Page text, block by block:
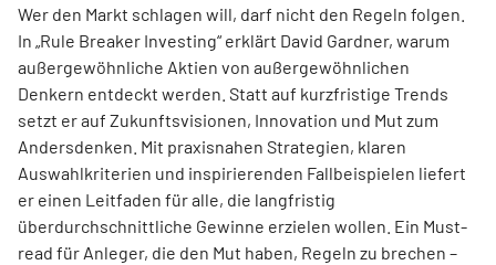
Wer den Markt schlagen will, darf nicht den Regeln folgen.
In „Rule Breaker Investing“ erklärt David Gardner, warum
außergewöhnliche Aktien von außer­gewöhnlichen
Denkern entdeckt werden. Statt auf kurzfristige Trends
setzt er auf Zukunftsvisionen, Innovation und Mut zum
Andersdenken. Mit praxisnahen Strategien, klaren
Auswahlkriterien und inspirierenden Fallbeispielen liefert
er einen Leit­faden für alle, die langfristig
überdurchschnittliche Gewinne erzielen wollen. Ein Must-
read für Anleger, die den Mut haben, Regeln zu brechen –